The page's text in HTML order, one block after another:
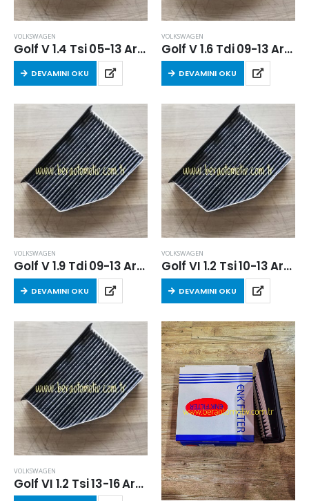
VOLKSWAGEN
Golf V 1.4 Tsi 05-13 Arası Karbonlu Polen Filtresi (BLG-CAV-CNW-BMY)
DEVAMINI OKU
VOLKSWAGEN
Golf V 1.6 Tdi 09-13 Arası Karbonlu Polen Filtresi (CAY)
DEVAMINI OKU
VOLKSWAGEN
Golf V 1.9 Tdi 09-13 Arası Karbonlu Polen Filtresi (BJB-BKC-BXE-BLS)
DEVAMINI OKU
VOLKSWAGEN
Golf VI 1.2 Tsi 10-13 Arası Karbonlu Polen Filtresi (CBZ)
DEVAMINI OKU
VOLKSWAGEN
Golf VI 1.2 Tsi 13-16 Arası Karbonlu Polen Filtresi (CJZ-CYV)